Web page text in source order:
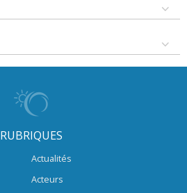
RUBRIQUES
Actualités
Acteurs